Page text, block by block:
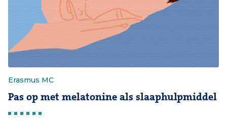
Erasmus MC
Pas op met melatonine als slaaphulpmiddel